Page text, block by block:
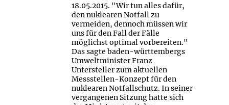
18.05.2015. "Wir tun alles dafür,
den nuklearen Notfall zu
vermeiden, dennoch müssen wir
uns für den Fall der Fälle
möglichst optimal vorbereiten."
Das sagte baden-württembergs
Umweltminister Franz
Untersteller zum aktuellen
Messstellen-Konzept für den
nuklearen Notfallschutz. In seiner
vergangenen Sitzung hatte sich